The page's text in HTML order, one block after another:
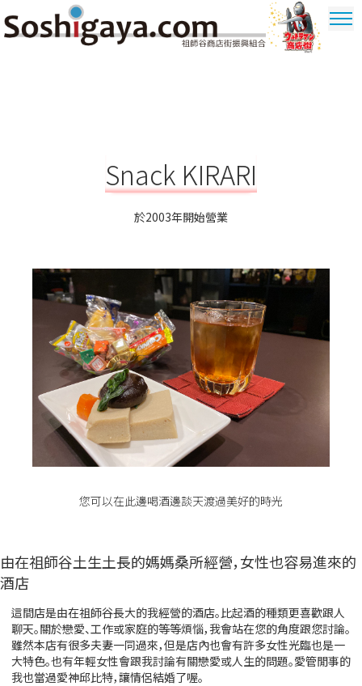
Snack KIRARI
於2003年開始營業
您可以在此邊喝酒邊談天渡過美好的時光
由在祖師谷土生土長的媽媽桑所經營，女性也容易進來的
酒店
這間店是由在祖師谷長大的我經營的酒店。比起酒的種類更喜歡跟人
聊天。關於戀愛、工作或家庭的等等煩惱，我會站在您的角度跟您討論。
雖然本店有很多夫妻一同過來，但是店內也會有許多女性光臨也是一
大特色。也有年輕女性會跟我討論有關戀愛或人生的問題。愛管閒事的
我也當過愛神邱比特，讓情侶結婚了喔。